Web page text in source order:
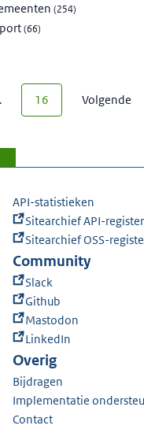
(254)
(66)
16 Volgende
API-statistieken
Sitearchief API-register
Sitearchief OSS-
Community
Slack
Github
Mastodon
LinkedIn
Overig
Bijdragen
Implementatie
Contact